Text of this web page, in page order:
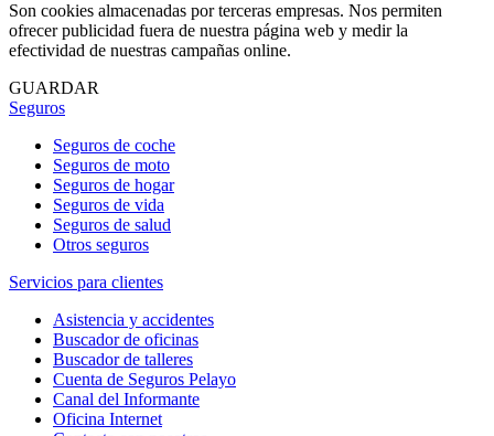
Son cookies almacenadas por terceras empresas. Nos permiten
ofrecer publicidad fuera de nuestra página web y medir la
efectividad de nuestras campañas online.
GUARDAR
Seguros
Seguros de coche
Seguros de moto
Seguros de hogar
Seguros de vida
Seguros de salud
Otros seguros
Servicios para clientes
Asistencia y accidentes
Buscador de oficinas
Buscador de talleres
Cuenta de Seguros Pelayo
Canal del Informante
Oficina Internet